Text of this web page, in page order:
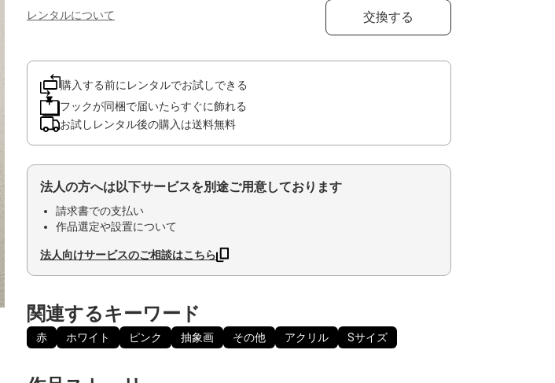
レンタルについて 交換する
購入する前にレンタルでお試しできる
フックが同梱で届いたらすぐに飾れる
お試しレンタル後の購入は送料無料
法人の方へは以下サービスを別途ご用意しております
請求書での支払い
作品選定や設置について
法人向けサービスのご相談はこちら
関連するキーワード
赤 ホワイト ピンク 抽象画 その他 アクリル Sサイズ